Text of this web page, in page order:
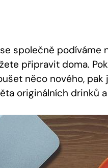
společně podíváme
připravit doma.
něco nového,
originálních drinků